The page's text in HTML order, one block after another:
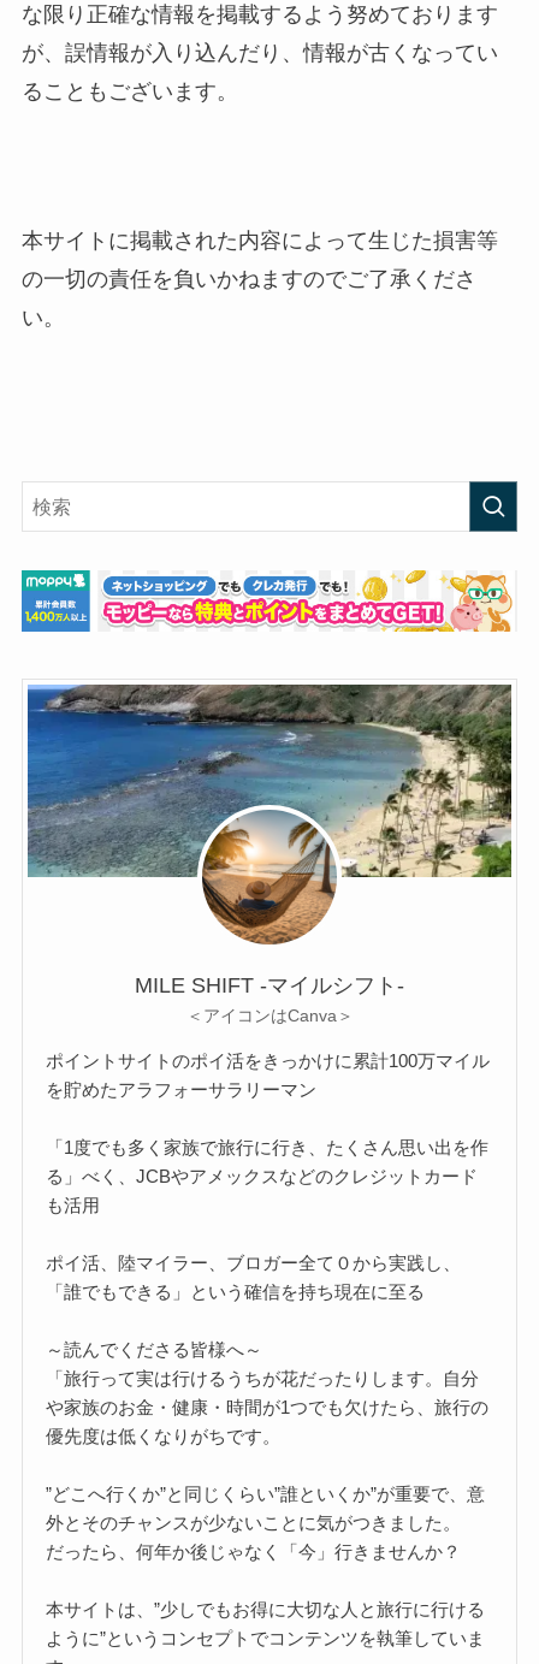
な限り正確な情報を掲載するよう努めております
が、誤情報が入り込んだり、情報が古くなってい
ることもございます。
本サイトに掲載された内容によって生じた損害等
の一切の責任を負いかねますのでご了承くださ
い。
MILE SHIFT -マイルシフト‐
＜アイコンはCanva＞
ポイントサイトのポイ活をきっかけに累計100万マイル
を貯めたアラフォーサラリーマン
「1度でも多く家族で旅行に行き、たくさん思い出を作
る」べく、JCBやアメックスなどのクレジットカード
も活用
ポイ活、陸マイラー、ブロガー全て０から実践し、
「誰でもできる」という確信を持ち現在に至る
～読んでくださる皆様へ～
「旅行って実は行けるうちが花だったりします。自分
や家族のお金・健康・時間が1つでも欠けたら、旅行の
優先度は低くなりがちです。
”どこへ行くか”と同じくらい”誰といくか”が重要で、意
外とそのチャンスが少ないことに気がつきました。
だったら、何年か後じゃなく「今」行きませんか？
本サイトは、”少しでもお得に大切な人と旅行に行ける
ように”というコンセプトでコンテンツを執筆していま